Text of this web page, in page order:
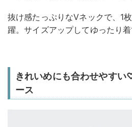
抜け感たっぷりなVネックで、1
躍。サイズアップしてゆったり
きれいめにも合わせやす
ース